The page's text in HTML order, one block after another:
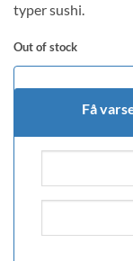
typer sushi.
Out of stock
Få